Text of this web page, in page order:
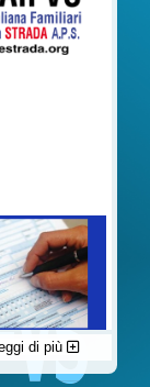
a favore
ed ai
di più